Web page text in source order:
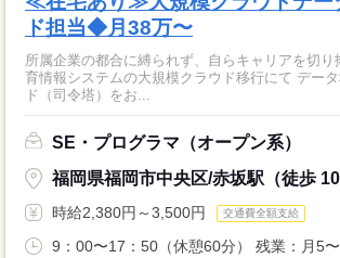
ド担当◆月38万〜
所属企業の都合に縛られず、自らキャリアを切り拓
育情報システムの大規模クラウド移行にて デー
ド（司令塔）をお...
SE・プログラマ（オープン系）
福岡県福岡市中央区/赤坂駅（徒歩 10
時給2,380円～3,500円 交通費全額支給
9：00〜17：50（休憩60分） 残業：月5